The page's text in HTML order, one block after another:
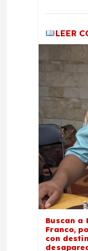
LEER
Buscan a
Franco,
con